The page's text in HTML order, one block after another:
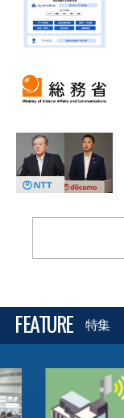
FEATURE 特集